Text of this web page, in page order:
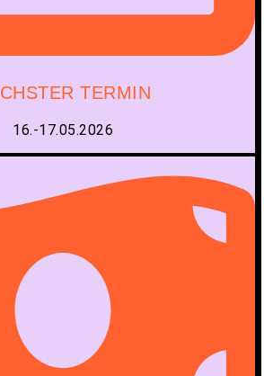
TERMIN
16.-17.05.2026